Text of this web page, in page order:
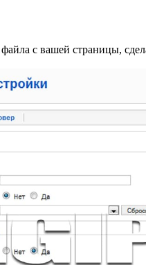
с вашей страницы,